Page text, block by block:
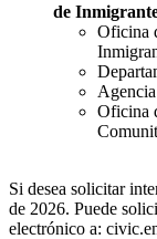
de
Oficina
Oficina
Si desea solicitar
de 2026. Puede
electrónico a: